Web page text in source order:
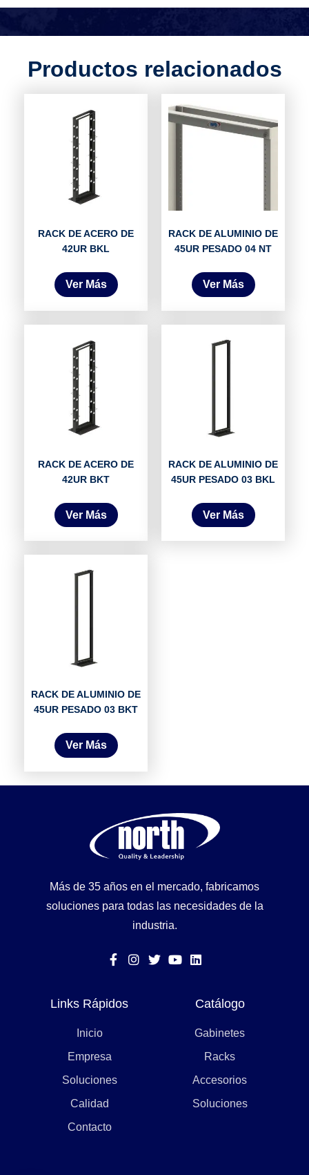
Productos relacionados
RACK DE ACERO DE
42UR BKL
Ver Más
RACK DE ALUMINIO DE
45UR PESADO 04 NT
Ver Más
RACK DE ACERO DE
42UR BKT
Ver Más
RACK DE ALUMINIO DE
45UR PESADO 03 BKL
Ver Más
RACK DE ALUMINIO DE
45UR PESADO 03 BKT
Ver Más
Más de 35 años en el mercado, fabricamos
soluciones para todas las necesidades de la
industria.
Links Rápidos
Inicio
Empresa
Soluciones
Calidad
Contacto
Catálogo
Gabinetes
Racks
Accesorios
Soluciones